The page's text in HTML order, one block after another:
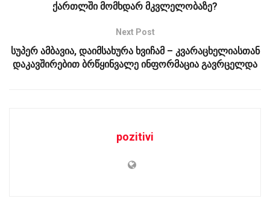
ქართლში მომხდარ მკვლელობაზე?
Next Post
სუპერ ამბავია, დაიმსახურა ხვიჩამ – კვარაცხელიასთან
დაკავშირებით ბრწყინვალე ინფორმაცია გავრცელდა
pozitivi